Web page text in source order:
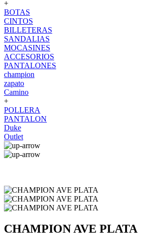
+
BOTAS
CINTOS
BILLETERAS
SANDALIAS
MOCASINES
ACCESORIOS
PANTALONES
champion
zapato
Camino
+
POLLERA
PANTALON
Duke
Outlet
CHAMPION AVE PLATA